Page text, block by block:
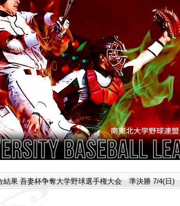
結果 吾妻杯争奪大学野球選手権大会 準決勝 7/4(日)